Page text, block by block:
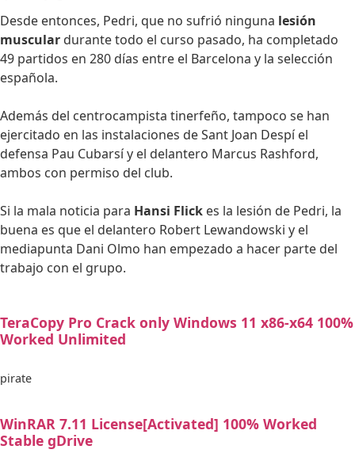
Desde entonces, Pedri, que no sufrió ninguna lesión
muscular durante todo el curso pasado, ha completado
49 partidos en 280 días entre el Barcelona y la selección
española.
Además del centrocampista tinerfeño, tampoco se han
ejercitado en las instalaciones de Sant Joan Despí el
defensa Pau Cubarsí y el delantero Marcus Rashford,
ambos con permiso del club.
Si la mala noticia para Hansi Flick es la lesión de Pedri, la
buena es que el delantero Robert Lewandowski y el
mediapunta Dani Olmo han empezado a hacer parte del
trabajo con el grupo.
TeraCopy Pro Crack only Windows 11 x86-x64 100%
Worked Unlimited
pirate
WinRAR 7.11 License[Activated] 100% Worked
Stable gDrive